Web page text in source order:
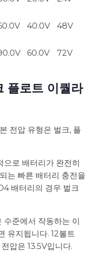
40.0V 48V
60.0V 72V
로트 이퀄라
전압 유형은 벌크, 플
으로 배터리가 완전히
는 빠른 배터리 충전을
배터리의 경우 벌크
수준에서 작동하는 이
유지됩니다. 12볼트
압은 13.5V입니다.